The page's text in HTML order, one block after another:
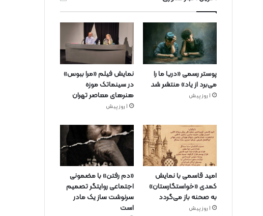
پوستر رسمی «دریا ما را
می‌برد از یاد» منتشر شد
1 روز پیش
نمایش فیلم «مرا ببوس»
در سینماتک موزه
هنرهای معاصر تهران
1 روز پیش
امید قاسمی با نمایش
کمدی «خواستگارستان»
به صحنه باز می‌گردد
1 روز پیش
«دم رفتن» با مضمونی
اجتماعی روایتگر تصمیم
سرنوشت ساز یک مادر
است